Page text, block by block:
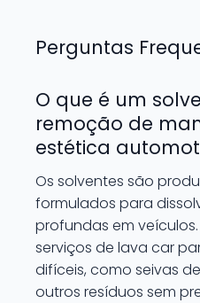
Perguntas
O que é um
remoção de
estética
Os solventes são
formulados para
profundas em
serviços de lava car
difíceis, como seivas
outros resíduos sem